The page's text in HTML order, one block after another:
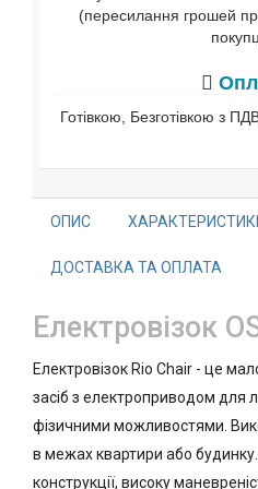
(пересилання грошей
Готівкою, Безготівкою з
ОПИС
ДОСТАВКА ТА ОПЛАТА
Електровізок
Електровізок Rio Chair - це
засіб з електроприводом
фізичними можливостями.
в межах квартири або будинку.
конструкції, високу